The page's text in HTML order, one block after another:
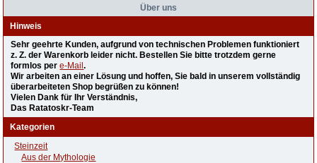
Über uns
Hinweis
Sehr geehrte Kunden, aufgrund von technischen Problemen funktioniert
z. Z. der Warenkorb leider nicht. Bestellen Sie bitte trotzdem gerne
formlos pere-Mail.
Wir arbeiten an einer Lösung und hoffen, Sie bald in unserem vollständig
überarbeiteten Shop begrüßen zu können!
Vielen Dank für Ihr Verständnis,
Das Ratatoskr-Team
Kategorien
Steinzeit
Aus der Mythologie